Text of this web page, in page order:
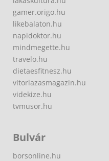
gamer.origo.hu
likebalaton.hu
napidoktor.hu
mindmegette.hu
travelo.hu
dietaesfitnesz.hu
vitorlazasmagazin.hu
videkize.hu
tvmusor.hu
Bulvár
borsonline.hu